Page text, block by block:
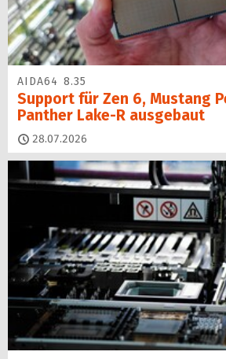
AIDA64 8.35
Support für Zen 6, Mustang
Panther Lake-R ausgebaut
28.07.2026